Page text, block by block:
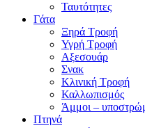
Ταυτότητες
Γάτα
Ξηρά Τροφή
Υγρή Τροφή
Αξεσουάρ
Σνακ
Κλινική Τροφή
Καλλωπισμός
Άμμοι –
Πτηνά